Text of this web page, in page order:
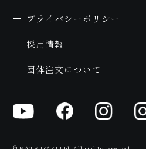
プライバシーポリシー
採用情報
団体注文について